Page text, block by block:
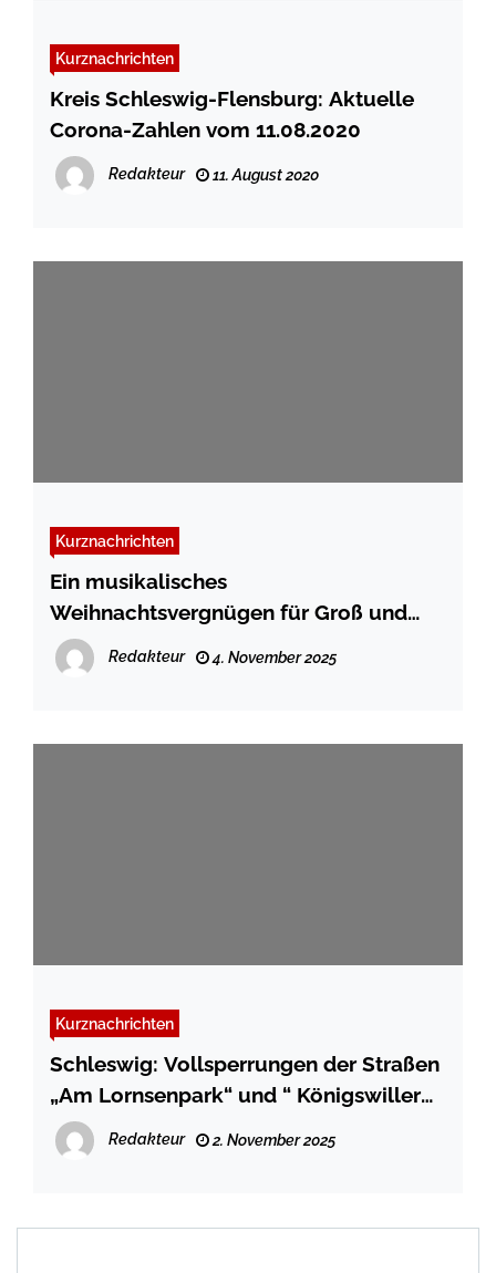
Kurznachrichten
Kreis Schleswig-Flensburg: Aktuelle
Corona-Zahlen vom 11.08.2020
Redakteur 11. August 2020
Kurznachrichten
Ein musikalisches
Weihnachtsvergnügen für Groß und
Klein in der Stadtbücherei Schleswig
Redakteur 4. November 2025
Kurznachrichten
Schleswig: Vollsperrungen der Straßen
„Am Lornsenpark“ und “ Königswiller
Weg“ – Königstr. – Gottorfstr.
Redakteur 2. November 2025